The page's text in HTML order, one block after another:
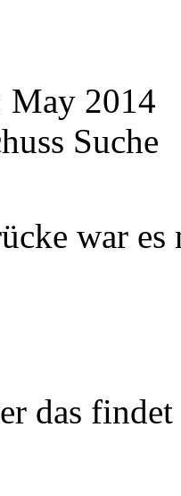
May 2014
Suche
war
das findet